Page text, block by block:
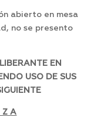
abierto en mesa
no se presento
EN
USO DE SUS
Z A